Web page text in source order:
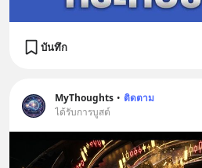
บันทึก
MyThoughts • ติดตาม
ได้รับการบูสต์